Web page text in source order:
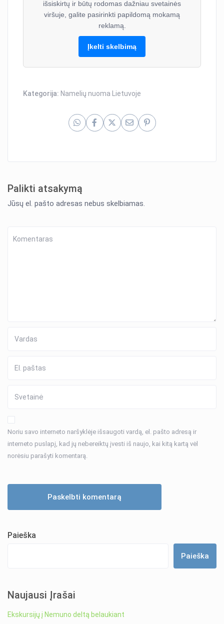
išsiskirtų ir būtų rodomas dažniau svetainės
viršuje, galite pasirinkti papildomą mokamą
reklamą.
Įkelti skelbimą
Kategorija: Namelių nuoma Lietuvoje
Palikti atsakymą
Jūsų el. pašto adresas nebus skelbiamas.
Noriu savo interneto naršyklėje išsaugoti vardą, el. pašto adresą ir
interneto puslapį, kad jų nebereiktų įvesti iš naujo, kai kitą kartą vėl
norėsiu parašyti komentarą.
Paieška
Paieška
Naujausi Įrašai
Ekskursijų į Nemuno deltą belaukiant